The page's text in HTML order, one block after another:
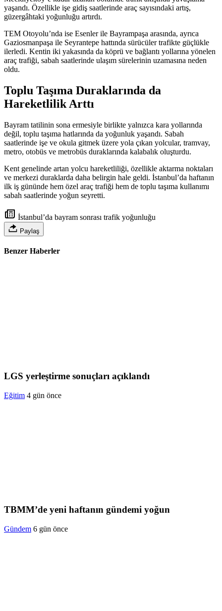
yaşandı. Özellikle işe gidiş saatlerinde araç sayısındaki artış,
güzergâhtaki yoğunluğu artırdı.
TEM Otoyolu’nda ise Esenler ile Bayrampaşa arasında, ayrıca
Gaziosmanpaşa ile Seyrantepe hattında sürücüler trafikte güçlükle
ilerledi. Kentin iki yakasında da köprü ve bağlantı yollarına yönelen
araç trafiği, sabah saatlerinde ulaşım sürelerinin uzamasına neden
oldu.
Toplu Taşıma Duraklarında da
Hareketlilik Arttı
Bayram tatilinin sona ermesiyle birlikte yalnızca kara yollarında
değil, toplu taşıma hatlarında da yoğunluk yaşandı. Sabah
saatlerinde işe ve okula gitmek üzere yola çıkan yolcular, tramvay,
metro, otobüs ve metrobüs duraklarında kalabalık oluşturdu.
Kent genelinde artan yolcu hareketliliği, özellikle aktarma noktaları
ve merkezi duraklarda daha belirgin hale geldi. İstanbul’da haftanın
ilk iş gününde hem özel araç trafiği hem de toplu taşıma kullanımı
sabah saatlerinde yoğun seyretti.
İstanbul’da bayram sonrası trafik yoğunluğu
Paylaş
Benzer Haberler
LGS yerleştirme sonuçları açıklandı
Eğitim 4 gün önce
TBMM’de yeni haftanın gündemi yoğun
Gündem 6 gün önce